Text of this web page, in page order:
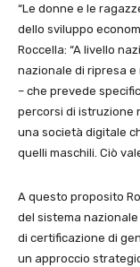
“Le donne e le
dello sviluppo
Roccella: “A livello
nazionale di ripresa e
– che prevede
percorsi di istruzione
una società digitale
quelli maschili. Ciò
A questo proposito
del sistema nazionale
di certificazione di
un approccio